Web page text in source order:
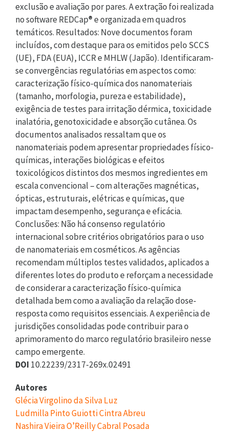
exclusão e avaliação por pares. A extração foi realizada
no software REDCap® e organizada em quadros
temáticos. Resultados: Nove documentos foram
incluídos, com destaque para os emitidos pelo SCCS
(UE), FDA (EUA), ICCR e MHLW (Japão). Identificaram-
se convergências regulatórias em aspectos como:
caracterização físico-química dos nanomateriais
(tamanho, morfologia, pureza e estabilidade),
exigência de testes para irritação dérmica, toxicidade
inalatória, genotoxicidade e absorção cutânea. Os
documentos analisados ressaltam que os
nanomateriais podem apresentar propriedades físico-
químicas, interações biológicas e efeitos
toxicológicos distintos dos mesmos ingredientes em
escala convencional – com alterações magnéticas,
ópticas, estruturais, elétricas e químicas, que
impactam desempenho, segurança e eficácia.
Conclusões: Não há consenso regulatório
internacional sobre critérios obrigatórios para o uso
de nanomateriais em cosméticos. As agências
recomendam múltiplos testes validados, aplicados a
diferentes lotes do produto e reforçam a necessidade
de considerar a caracterização físico-química
detalhada bem como a avaliação da relação dose-
resposta como requisitos essenciais. A experiência de
jurisdições consolidadas pode contribuir para o
aprimoramento do marco regulatório brasileiro nesse
campo emergente.
DOI 10.22239/2317-269x.02491
Autores
Glécia Virgolino da Silva Luz
Ludmilla Pinto Guiotti Cintra Abreu
Nashira Vieira O’Reilly Cabral Posada